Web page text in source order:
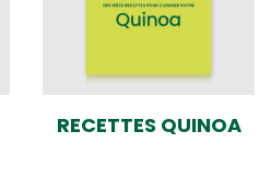
RECETTES QUINOA